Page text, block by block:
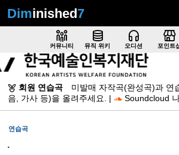
Diminished7
커뮤니티 뮤직 위키 오디션 포인트
회원 연습곡
미발매 자작곡(완성곡)과 연
음, 가사 등)을 올려주세요. |
Soundcloud
연습곡
.
Sketchbook5, 스케
Sketchbook5, 스케치북5